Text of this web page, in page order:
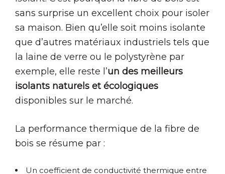
sans surprise un excellent choix pour isoler
sa maison. Bien qu’elle soit moins isolante
que d’autres matériaux industriels tels que
la laine de verre ou le polystyrène par
exemple, elle reste l’un des meilleurs
isolants naturels et écologiques
disponibles sur le marché.
La performance thermique de la fibre de
bois se résume par :
Un coefficient de conductivité thermique entre